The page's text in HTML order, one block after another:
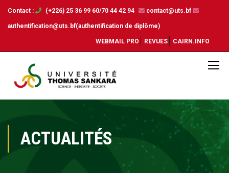
Contact : (+226) 25 36 99 60/70 44 42 94 contact@uts.bf
authentification@uts.bf(authentification de diplôme)
WEBMAIL PRO REVUES CAIRN.INFO
ACTUALITÉS